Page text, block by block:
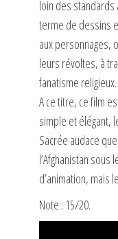
loin des standards
terme de dessins
aux personnages,
leurs révoltes, à
fanatisme religieux.
A ce titre, ce film
simple et élégant,
Sacrée audace
l’Afghanistan sous
d’animation, mais
Note : 15/20.